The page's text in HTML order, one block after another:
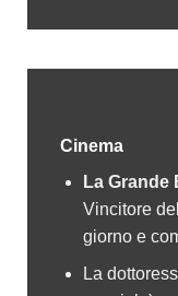
Cinema
La Grande
Vincitore
giorno e
La